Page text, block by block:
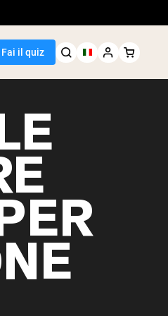
Fai il quiz